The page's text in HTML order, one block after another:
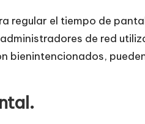
regular el tiempo de
de red
bienintencionados,